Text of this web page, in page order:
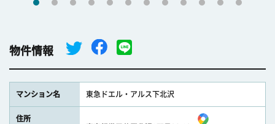
物件情報
マンション名 東急ドエル・アルス下北沢
住所